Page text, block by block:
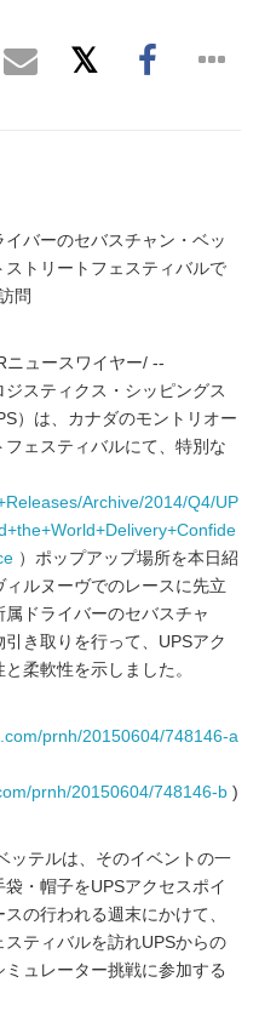
バーのセバスチャン・ベッ
トリートフェスティバルで
問
ニュースワイヤー/ --
スティクス・シッピングス
）は、カナダのモントリオー
ェスティバルにて、特別な
Archive/2014/Q4/UP
）ポップアップ場所を本日紹
ルヌーヴでのレースに先立
ドライバーのセバスチャ
き取りを行って、UPSアク
柔軟性を示しました。
prnh/20150604/748146-a
prnh/20150604/748146-b )
ッテルは、そのイベントの一
・帽子をUPSアクセスポイ
の行われる週末にかけて、
ティバルを訪れUPSからの
ュレーター挑戦に参加する